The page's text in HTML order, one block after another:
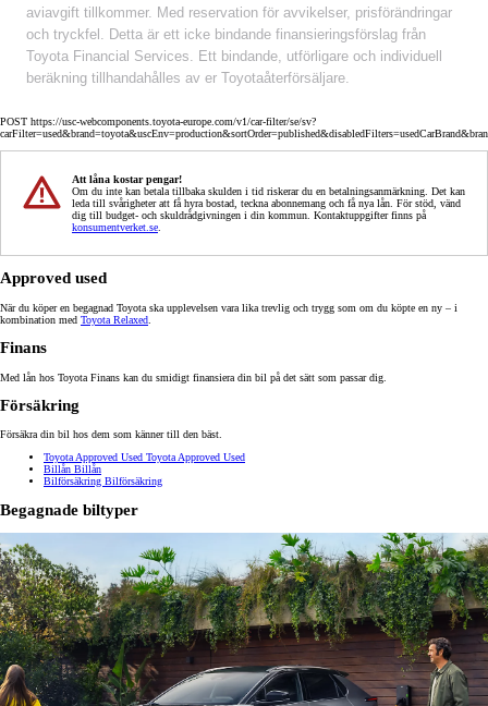
aviavgift tillkommer. Med reservation för avvikelser, prisförändringar
och tryckfel. Detta är ett icke bindande finansieringsförslag från
Toyota Financial Services. Ett bindande, utförligare och individuell
beräkning tillhandahålles av er Toyotaåterförsäljare.
POST https://usc-webcomponents.toyota-europe.com/v1/car-filter/se/sv?
Att låna kostar pengar!
Om du inte kan betala tillbaka skulden i tid riskerar du en betalningsanmärkning. Det kan
leda till svårigheter att få hyra bostad, teckna abonnemang och få nya lån. För stöd, vänd
dig till budget- och skuldrådgivningen i din kommun. Kontaktuppgifter finns på
konsumentverket.se
Approved used
När du köper en begagnad Toyota ska upplevelsen vara lika trevlig och trygg som om du köpte en ny – i
kombination med Toyota Relaxed
Finans
Med lån hos Toyota Finans kan du smidigt finansiera din bil på det sätt som passar dig.
Försäkring
Försäkra din bil hos dem som känner till den bäst.
Toyota Approved Used Toyota Approved Used
Billån Billån
Bilförsäkring Bilförsäkring
Begagnade biltyper